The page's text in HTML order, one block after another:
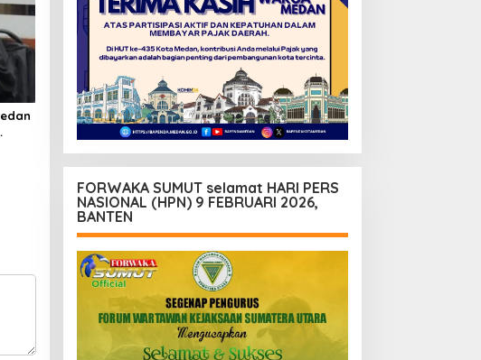
FORWAKA SUMUT selamat HARI PERS
NASIONAL (HPN) 9 FEBRUARI 2026,
BANTEN